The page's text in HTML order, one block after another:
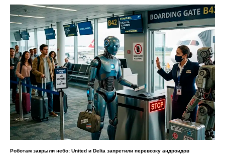
Роботам закрыли небо: United и Delta запретили перевозку андроидов